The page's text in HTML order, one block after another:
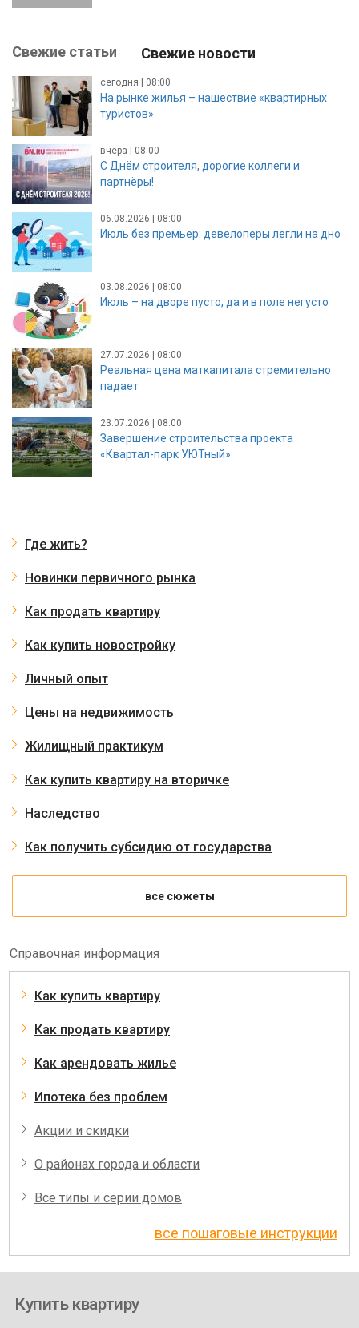
Свежие статьи Свежие новости
сегодня | 08:00
На рынке жилья – нашествие «квартирных
туристов»
вчера | 08:00
С Днём строителя, дорогие коллеги и
партнёры!
06.08.2026 | 08:00
Июль без премьер: девелоперы легли на дно
03.08.2026 | 08:00
Июль – на дворе пусто, да и в поле негусто
27.07.2026 | 08:00
Реальная цена маткапитала стремительно
падает
23.07.2026 | 08:00
Завершение строительства проекта
«Квартал-парк УЮТный»
Где жить?
Новинки первичного рынка
Как продать квартиру
Как купить новостройку
Личный опыт
Цены на недвижимость
Жилищный практикум
Как купить квартиру на вторичке
Наследство
Как получить субсидию от государства
все сюжеты
Справочная информация
Как купить квартиру
Как продать квартиру
Как арендовать жилье
Ипотека без проблем
Акции и скидки
О районах города и области
Все типы и серии домов
все пошаговые инструкции
Купить квартиру